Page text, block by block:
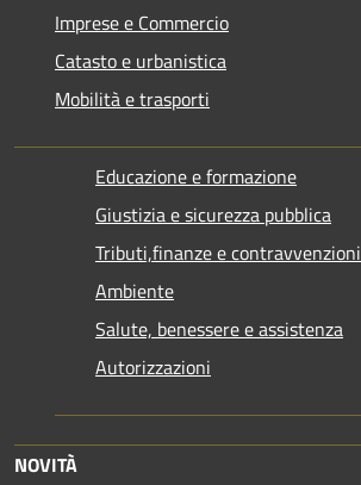
Imprese e Commercio
Catasto e urbanistica
Mobilità e trasporti
Educazione e formazione
Giustizia e sicurezza pubblica
Tributi,finanze e contravvenzioni
Ambiente
Salute, benessere e assistenza
Autorizzazioni
NOVITÀ